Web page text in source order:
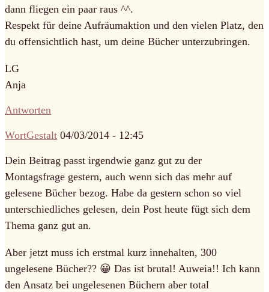
dann fliegen ein paar raus ^^.
Respekt für deine Aufräumaktion und den vielen Platz, den
du offensichtlich hast, um deine Bücher unterzubringen.
LG
Anja
Antworten
WortGestalt 04/03/2014 - 12:45
Dein Beitrag passt irgendwie ganz gut zu der
Montagsfrage gestern, auch wenn sich das mehr auf
gelesene Bücher bezog. Habe da gestern schon so viel
unterschiedliches gelesen, dein Post heute fügt sich dem
Thema ganz gut an.
Aber jetzt muss ich erstmal kurz innehalten, 300
ungelesene Bücher?? 😀 Das ist brutal! Auweia!! Ich kann
den Ansatz bei ungelesenen Büchern aber total